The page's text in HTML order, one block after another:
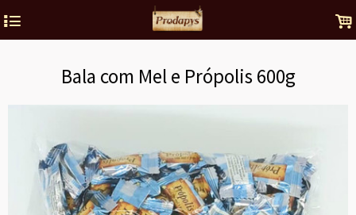
4 .
Bala com Mel e Própolis 600g